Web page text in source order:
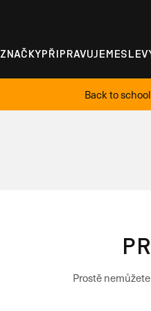
ZNAČKYPŘIPRAVUJEME
Back to
Prostě